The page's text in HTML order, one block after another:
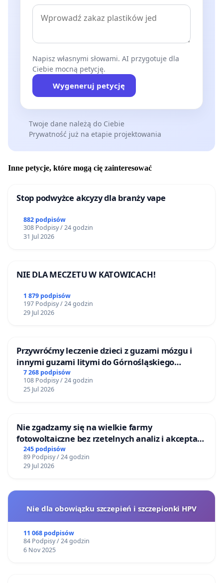
Napisz własnymi słowami. AI przygotuje dla
Ciebie mocną petycję.
Wygeneruj petycję
Twoje dane należą do Ciebie
Prywatność już na etapie projektowania
Inne petycje, które mogą cię zainteresować
Stop podwyżce akcyzy dla branży vape
882 podpisów
308 Podpisy / 24 godzin
31 Jul 2026
NIE DLA MECZETU W KATOWICACH!
1 879 podpisów
197 Podpisy / 24 godzin
29 Jul 2026
Przywróćmy leczenie dzieci z guzami mózgu i
innymi guzami litymi do Górnośląskiego
Centrum Zdrowia Dziecka w Katowicach
7 268 podpisów
108 Podpisy / 24 godzin
25 Jul 2026
Nie zgadzamy się na wielkie farmy
fotowoltaiczne bez rzetelnych analiz i akceptacji
mieszkańców
245 podpisów
89 Podpisy / 24 godzin
29 Jul 2026
Nie dla obowiązku szczepień i szczepionki HPV
11 068 podpisów
84 Podpisy / 24 godzin
6 Nov 2025